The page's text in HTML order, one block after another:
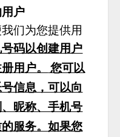
用户
们为您提供用
码以创建用户
用户。
您可以
信息，可以向
昵称、手机号
服务。如果您